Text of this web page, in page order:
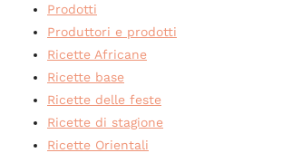
Prodotti
Produttori e prodotti
Ricette Africane
Ricette base
Ricette delle feste
Ricette di stagione
Ricette Orientali